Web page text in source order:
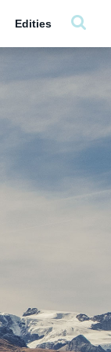
Edities